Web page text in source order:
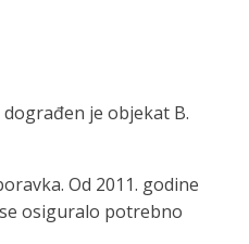
je objekat B.
Od 2011. godine
osiguralo potrebno